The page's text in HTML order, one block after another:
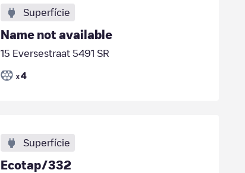
Superfície
Name not available
15 Eversestraat 5491 SR
x 4
Superfície
Ecotap/332